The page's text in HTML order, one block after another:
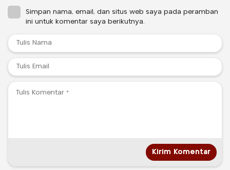
Simpan nama, email, dan situs web saya pada peramban
ini untuk komentar saya berikutnya.